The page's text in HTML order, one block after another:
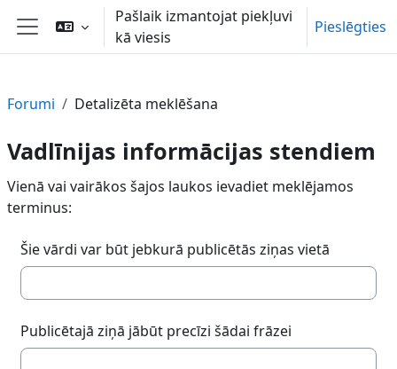
Atvērt galveno saturu
Sānu panelis
Pašlaik izmantojat piekļuvi
kā viesis
Pieslēgties
Forumi Detalizēta meklēšana
Vadlīnijas informācijas stendiem
Vienā vai vairākos šajos laukos ievadiet meklējamos
terminus:
Šie vārdi var būt jebkurā publicētās ziņas vietā
Publicētajā ziņā jābūt precīzi šādai frāzei